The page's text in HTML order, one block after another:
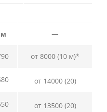
—
от 8000 (10 м)*
от 14000(20)
от 13500(20)